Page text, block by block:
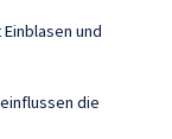
und
die